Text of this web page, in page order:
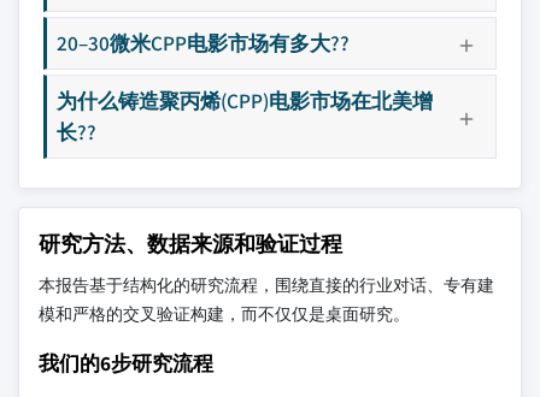
20–30微米CPP电影市场有多大??
为什么铸造聚丙烯(CPP)电影市场在北美增
长??
研究方法、数据来源和验证过程
本报告基于结构化的研究流程，围绕直接的行业对话、专有建
模和严格的交叉验证构建，而不仅仅是桌面研究。
我们的6步研究流程